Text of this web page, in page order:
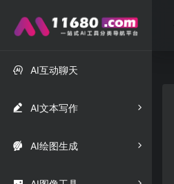
 AI互动聊天
 AI文本写作
 AI绘图生成